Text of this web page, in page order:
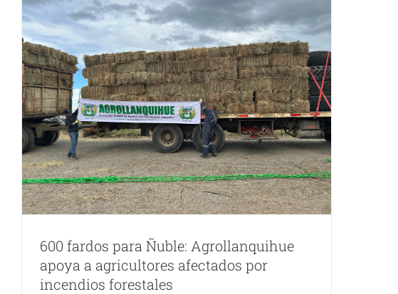
600 fardos para Ñuble: Agrollanquihue
apoya a agricultores afectados por
incendios forestales